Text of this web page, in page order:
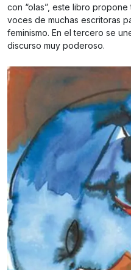
con “olas”, este libro
voces de muchas escritoras
feminismo. En el tercero se
discurso muy poderoso.